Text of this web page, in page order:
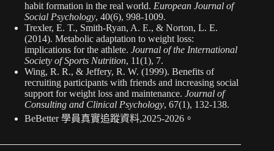
habit formation in the real world. European Journal of
Social Psychology, 40(6), 998-1009.
Trexler, E. T., Smith-Ryan, A. E., & Norton, L. E.
(2014). Metabolic adaptation to weight loss:
implications for the athlete. Journal of the International
Society of Sports Nutrition, 11(1), 7.
Wing, R. R., & Jeffery, R. W. (1999). Benefits of
recruiting participants with friends and increasing social
support for weight loss and maintenance. Journal of
Consulting and Clinical Psychology, 67(1), 132-138.
BeBetter 學員真實追蹤資料,2025-2026。